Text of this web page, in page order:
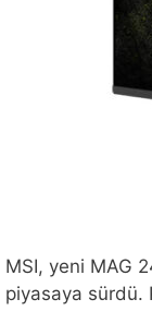
MSI, yeni MAG
piyasaya sürdü.